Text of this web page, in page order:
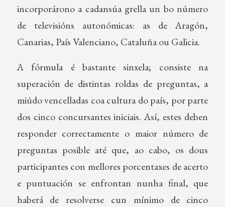
incorporárono a cadansúa grella un bo número
de televisións autonómicas: as de Aragón,
Canarias, País Valenciano, Cataluña ou Galicia.
A fórmula é bastante sinxela; consiste na
superación de distintas roldas de preguntas, a
miúdo vencelladas coa cultura do país, por parte
dos cinco concursantes iniciais. Así, estes deben
responder correctamente o maior número de
preguntas posible até que, ao cabo, os dous
participantes con mellores porcentaxes de acerto
e puntuación se enfrontan nunha final, que
haberá de resolverse cun mínimo de cinco